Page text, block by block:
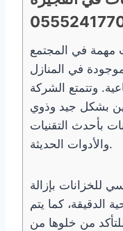
مهمة في المجتمع
في المنازل
وتتمتع الشركة
بشكل جيد وذوي
بأحدث التقنيات
والأدوات الحديثة.
للخزانات بإزالة
الدقيقة، كما يتم
من خلوها من